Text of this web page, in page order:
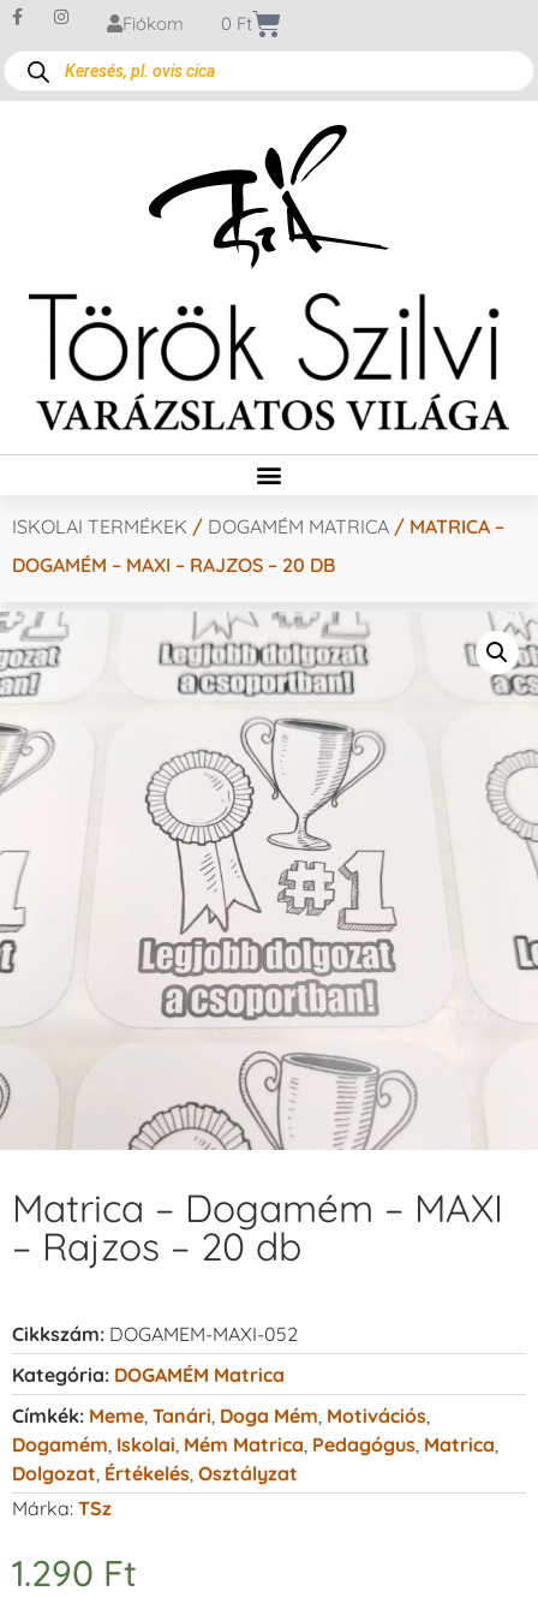
Fiókom 0 Ft
ISKOLAI TERMÉKEK / DOGAMÉM MATRICA / MATRICA –
DOGAMÉM – MAXI – RAJZOS – 20 DB
Matrica – Dogamém – MAXI
– Rajzos – 20 db
Cikkszám: DOGAMEM-MAXI-052
Kategória: DOGAMÉM Matrica
Címkék: Meme Tanári Doga Mém Motivációs
Dogamém Iskolai Mém Matrica Pedagógus Matrica
Dolgozat Értékelés Osztályzat
Márka: TSz
1.290 Ft